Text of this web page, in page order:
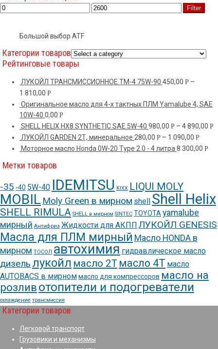
Filter
Большой выбор ATF
Категории товаров
Рейтинговые товары
ЛУКОЙЛ ТРАНСМИССИОННОЕ ТМ-4 75W-90 450,00 Р –
1 810,00 Р
Оригинальное масло для 4-х тактных ПЛМ Yamalube 4, SAE
10W-40 0,00 Р
SHELL HELIX HX8 SYNTHETIC SAE 5W-40 980,00 Р – 4 890,00 Р
ЛУКОЙЛ GARDEN 2Т, минеральное 280,00 Р – 1 090,00 Р
Моторное масло Honda 0W-20 Type 2.0 - 4 литра 8 300,00 Р
Метки товаров
-35 -40 5W-40 IDEMITSU KIXX LIQUI MOLY
MOBIL Moly Green в мирном shell Shell Helix
SHELL RIMULA SHELL в мирном SINTEC TOYOTA yamalube
мирный Антифриз Жидкости для АКПП ЛУКОЙЛ GENESIS
Масла для ПЛМ мирный Масло HONDA в
мирном ТОСОЛ автохимия гидравлическое масло
дизель лукойл масло 2Т масло 4Т масло
AUTOBACS в мирноммасло для компрессоров масло на
розливотопители и подогреватели
охлаждение трансмиссия
Категории товаров
Легковой транспорт
Грузовики и механизмы